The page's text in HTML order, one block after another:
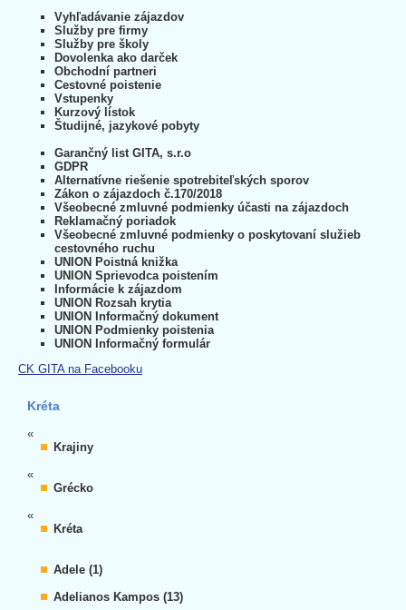
Vyhľadávanie zájazdov
Služby pre firmy
Služby pre školy
Dovolenka ako darček
Obchodní partneri
Cestovné poistenie
Vstupenky
Kurzový lístok
Študijné, jazykové pobyty
Garančný list GITA, s.r.o
GDPR
Alternatívne riešenie spotrebiteľských sporov
Zákon o zájazdoch č.170/2018
Všeobecné zmluvné podmienky účasti na zájazdoch
Reklamačný poriadok
Všeobecné zmluvné podmienky o poskytovaní služieb
cestovného ruchu
UNION Poistná knižka
UNION Sprievodca poistením
Informácie k zájazdom
UNION Rozsah krytia
UNION Informačný dokument
UNION Podmienky poistenia
UNION Informačný formulár
CK GITA na Facebooku
Kréta
«
Krajiny
«
Grécko
«
Kréta
Adele (1)
Adelianos Kampos (13)